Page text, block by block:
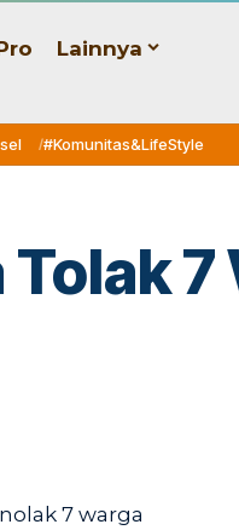
Lainnya
#Komunitas&LifeStyle
7 warga